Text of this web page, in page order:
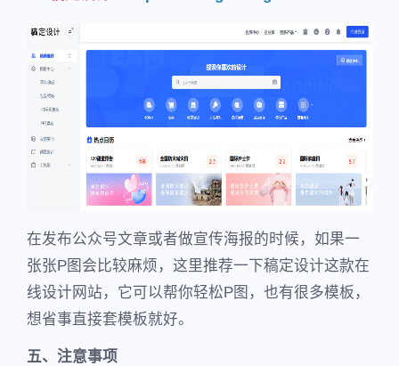
在发布公众号文章或者做宣传海报的时候，如果一
张张P图会比较麻烦，这里推荐一下稿定设计这款在
线设计网站，它可以帮你轻松P图，也有很多模板，
想省事直接套模板就好。
五、注意事项